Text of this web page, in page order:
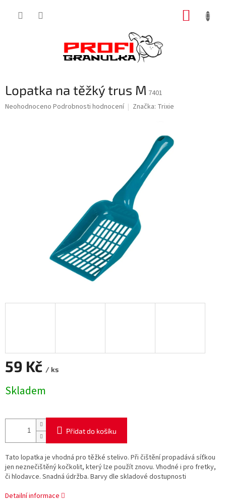
Lopatka na těžký trus M 7401
Průměrné
Neohodnoceno Podrobnosti hodnocení Značka: Trixie
59 Kč / ks
cena:
Skladem
Přidat do košíku
Tato lopatka je vhodná pro těžké stelivo. Při čištění propadává síťkou
jen neznečištěný kočkolit, který lze použít znovu. Vhodné i pro fretky,
či hlodavce. Snadná údržba. Barvy dle skladové dostupnosti
Detailní informace